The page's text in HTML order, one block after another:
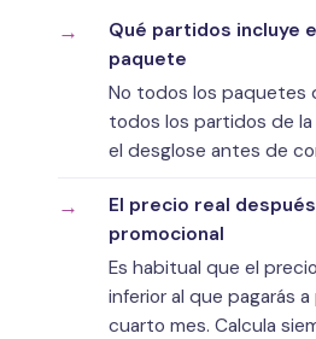
Qué partidos incluye
paquete
No todos los paquetes
todos los partidos de la
el desglose antes de
El precio real
promocional
Es habitual que el
inferior al que pagarás
cuarto mes. Calcula